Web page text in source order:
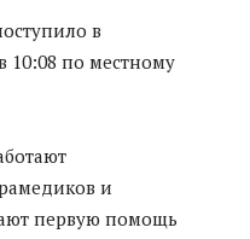
в
10:08 по местному
и
первую помощь